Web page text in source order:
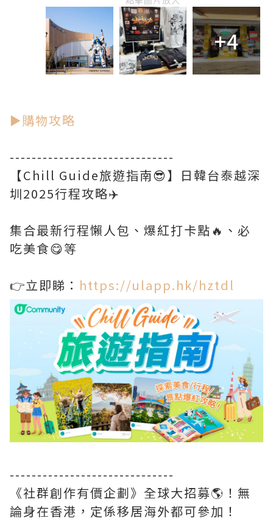
+4
►購物攻略
------------------------------
【Chill Guide旅遊指南😎】日韓台泰越深
圳2025行程攻略✈️
集合最新行程懶人包、爆紅打卡點🔥、必
吃美食😋等
👉立即睇： https://ulapp.hk/hztdl
------------------------------
《社群創作有價企劃》全球大招募🌎！無
論身在香港，定係移居海外都可參加！